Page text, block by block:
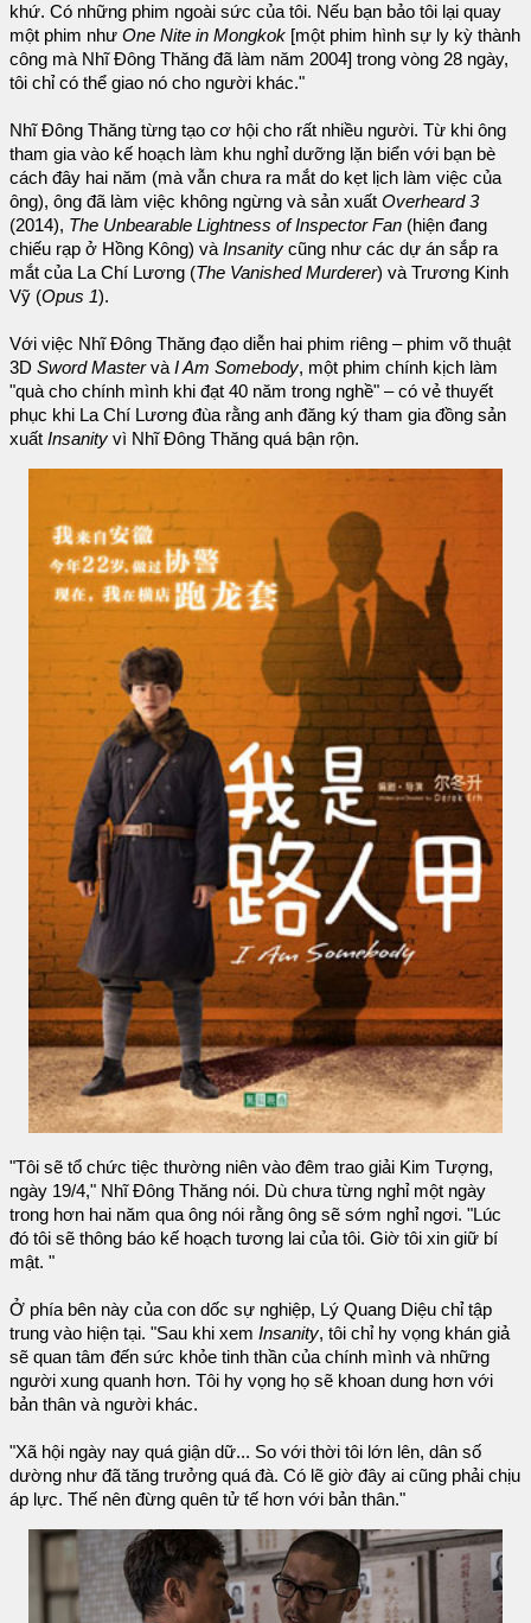
khứ. Có những phim ngoài sức của tôi. Nếu bạn bảo tôi lại quay
một phim như One Nite in Mongkok [một phim hình sự ly kỳ thành
công mà Nhĩ Đông Thăng đã làm năm 2004] trong vòng 28 ngày,
tôi chỉ có thể giao nó cho người khác."
Nhĩ Đông Thăng từng tạo cơ hội cho rất nhiều người. Từ khi ông
tham gia vào kế hoạch làm khu nghỉ dưỡng lặn biển với bạn bè
cách đây hai năm (mà vẫn chưa ra mắt do kẹt lịch làm việc của
ông), ông đã làm việc không ngừng và sản xuất Overheard 3
(2014), The Unbearable Lightness of Inspector Fan (hiện đang
chiếu rạp ở Hồng Kông) và Insanity cũng như các dự án sắp ra
mắt của La Chí Lương (The Vanished Murderer) và Trương Kinh
Vỹ (Opus 1).
Với việc Nhĩ Đông Thăng đạo diễn hai phim riêng – phim võ thuật
3D Sword Mastervà I Am Somebody, một phim chính kịch làm
"quà cho chính mình khi đạt 40 năm trong nghề" – có vẻ thuyết
phục khi La Chí Lương đùa rằng anh đăng ký tham gia đồng sản
xuất Insanity vì Nhĩ Đông Thăng quá bận rộn.
"Tôi sẽ tổ chức tiệc thường niên vào đêm trao giải Kim Tượng,
ngày 19/4," Nhĩ Đông Thăng nói. Dù chưa từng nghỉ một ngày
trong hơn hai năm qua ông nói rằng ông sẽ sớm nghỉ ngơi. "Lúc
đó tôi sẽ thông báo kế hoạch tương lai của tôi. Giờ tôi xin giữ bí
mật. "
Ở phía bên này của con dốc sự nghiệp, Lý Quang Diệu chỉ tập
trung vào hiện tại. "Sau khi xem Insanity, tôi chỉ hy vọng khán giả
sẽ quan tâm đến sức khỏe tinh thần của chính mình và những
người xung quanh hơn. Tôi hy vọng họ sẽ khoan dung hơn với
bản thân và người khác.
"Xã hội ngày nay quá giận dữ... So với thời tôi lớn lên, dân số
dường như đã tăng trưởng quá đà. Có lẽ giờ đây ai cũng phải chịu
áp lực. Thế nên đừng quên tử tế hơn với bản thân."